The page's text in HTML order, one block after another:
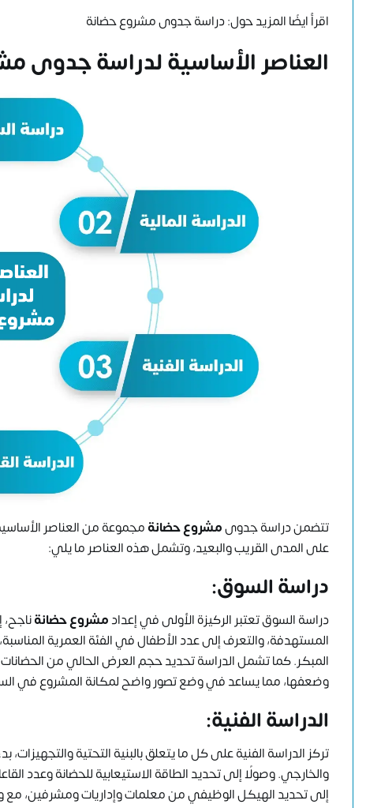
اقرأ ايضًا المزيد حول:دراسة جدوى مشروع حضانة
العناصر الأساسية لدراسة جدوى
تتضمن دراسة جدوىمشروع حضانةمجموعة من العناصر
على المدى القريب والبعيد، وتشمل هذه العناصر ما يلي:
دراسة السوق:
دراسة السوق تعتبر الركيزة الأولى في إعدادمشروع حضانة
المستهدفة، والتعرف إلى عدد الأطفال في الفئة العمرية
المبكر. كما تشمل الدراسة تحديد حجم العرض الحالي من
وضعفها، مما يساعد في وضع تصور واضح لمكانة المشروع في
الدراسة الفنية:
تركز الدراسة الفنية على كل ما يتعلق بالبنية التحتية
والخارجي. وصولًا إلى تحديد الطاقة الاستيعابية للحضانة وعدد
إلى تحديد الهيكل الوظيفي من معلمات وإداريات ومشرفين، مع